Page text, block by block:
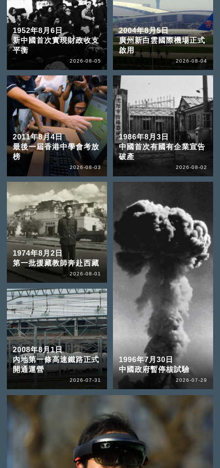
1952年8月6日
新中國首次實現財政收支
平衡
2026-08-05
2004年8月5日
廣州新白雲國際機場正式
啟用
2026-08-04
2011年8月4日
最後一屆香港中學會考放
榜
2026-08-03
1986年8月3日
中國首次有國有企業宣告
破產
2026-08-02
1974年8月2日
第一批援藏教師奔赴西藏
2026-08-01
2008年8月1日
內地第一條高速鐵路正式
開通運營
2026-07-31
1996年7月30日
中國政府暫停核試驗
2026-07-29